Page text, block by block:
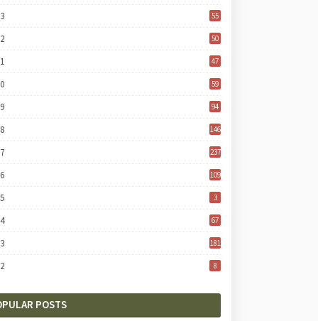
55
50
47
59
94
146
237
109
3
67
181
8
POSTS